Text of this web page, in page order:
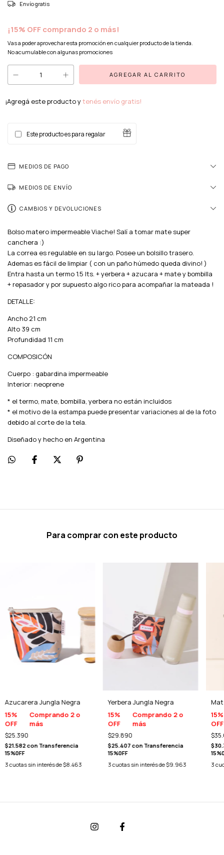
Envío gratis
¡15% OFF comprando 2 o más!
Vas a poder aprovechar esta promoción en cualquier producto de la tienda.
No acumulable con algunas promociones
¡Agregá este producto ytenés envío gratis!
Este producto es para regalar
MEDIOS DE PAGO
MEDIOS DE ENVÍO
CAMBIOS Y DEVOLUCIONES
Bolso matero impermeable Viache! Salí a tomar mate super
canchera :)
La correa es regulable en su largo. Posee un bolsillo trasero.
Ademas es fácil de limpiar ( con un paño húmedo queda divino! )
Entra hasta un termo 1.5 lts. + yerbera + azucara + mate y bombilla
+ repasador y por supuesto algo rico para acompañar la mateada !
DETALLE:
Ancho 21 cm
Alto 39 cm
Profundidad 11 cm
COMPOSICÓN
Cuerpo : gabardina impermeable
Interior: neoprene
* el termo, mate, bombilla, yerbera no están incluidos
* el motivo de la estampa puede presentar variaciones al de la foto
debido al corte de la tela.
Diseñado y hecho en Argentina
Para comprar con este producto
Azucarera Jungla Negra
15%
OFF
Comprando 2 o
más
$25.390
$21.582 con Transferencia
15%0FF
3cuotas sin interés de$8.463
Yerbera Jungla Negra
15%
OFF
Comprando 2 o
más
$29.890
$25.407 con Transferencia
15%0FF
3cuotas sin interés de$9.963
15%
OFF
3